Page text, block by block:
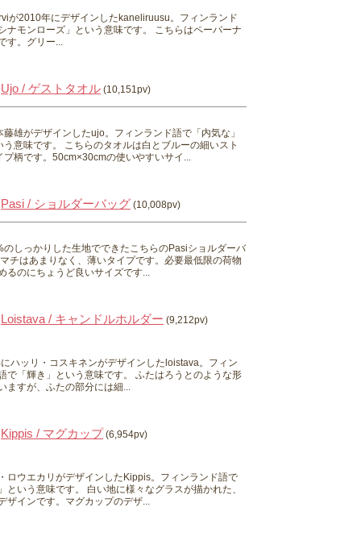
が2010年にデザインしたkaneliruusu。フィンランド
ナモンローズ」という意味です。 こちらはペーパーナ
す。グリー...
Ujo / ゲストタオル (10,151pv)
藤雄がデザインしたujo。フィンランド語で「内気な」
う意味です。 こちらのタオルは白とブルーの細いスト
プ柄です。50cm×30cmの使いやすいサイ...
Pasi / ショルダーバッグ (10,008pv)
のしっかりした生地でできたこちらのPasiショルダーバ
チはあまりなく、薄いタイプです。必要最低限の荷物
るのにちょうど良いサイズです...
Loistava / キャンドルホルダー (9,212pv)
ハッリ・コスキネンがデザインしたloistava。フィン
で「輝き」という意味です。 ふたはろうとのような形
ますが、ふたの部分には細...
Kippis / マグカップ (6,954pv)
ロウエカリがデザインしたKippis。フィンランド語で
という意味です。 白い地に様々なグラスが描かれた、
ザインです。マグカップのデザ...